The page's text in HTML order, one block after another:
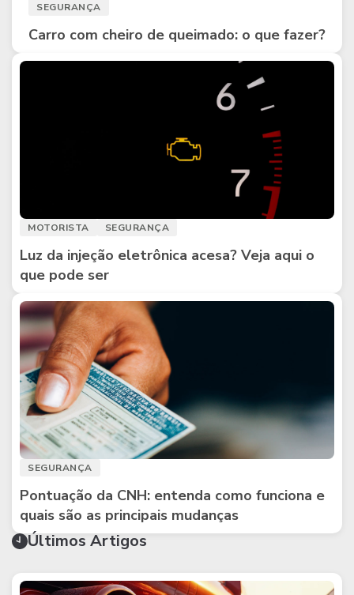
SEGURANÇA
Carro com cheiro de queimado: o que fazer?
MOTORISTA SEGURANÇA
Luz da injeção eletrônica acesa? Veja aqui o
que pode ser
SEGURANÇA
Pontuação da CNH: entenda como funciona e
quais são as principais mudanças
Últimos Artigos